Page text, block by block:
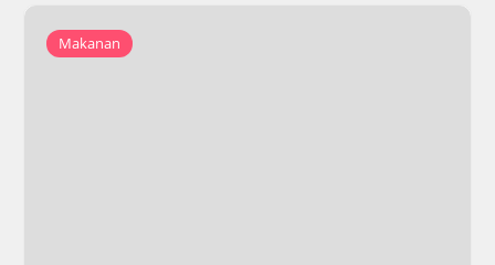
Makanan